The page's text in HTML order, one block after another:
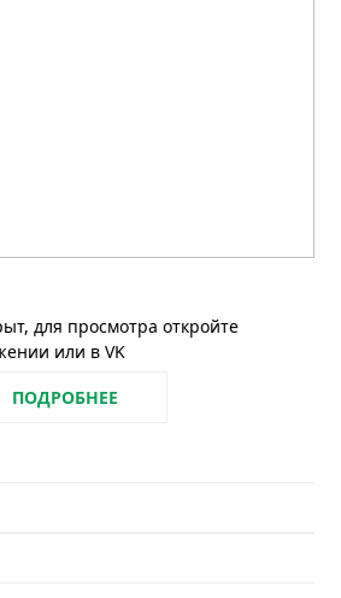
для просмотра откройте
или в VK
ПОДРОБНЕЕ